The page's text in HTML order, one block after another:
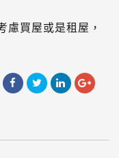
慮買屋或是租屋，